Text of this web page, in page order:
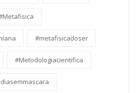
#metafisicadoser
#Metodologiacientifica